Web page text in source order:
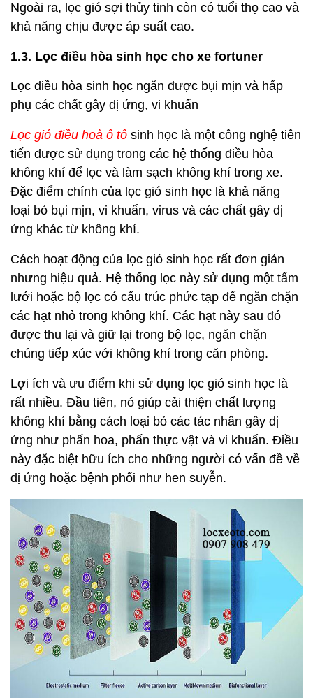
Ngoài ra, lọc gió sợi thủy tinh còn có tuổi thọ cao và
khả năng chịu được áp suất cao.
1.3. Lọc điều hòa sinh học cho xe fortuner
Lọc điều hòa sinh học ngăn được bụi mịn và hấp
phụ các chất gây dị ứng, vi khuẩn
Lọc gió điều hoà ô tô sinh học là một công nghệ tiên
tiến được sử dụng trong các hệ thống điều hòa
không khí để lọc và làm sạch không khí trong xe.
Đặc điểm chính của lọc gió sinh học là khả năng
loại bỏ bụi mịn, vi khuẩn, virus và các chất gây dị
ứng khác từ không khí.
Cách hoạt động của lọc gió sinh học rất đơn giản
nhưng hiệu quả. Hệ thống lọc này sử dụng một tấm
lưới hoặc bộ lọc có cấu trúc phức tạp để ngăn chặn
các hạt nhỏ trong không khí. Các hạt này sau đó
được thu lại và giữ lại trong bộ lọc, ngăn chặn
chúng tiếp xúc với không khí trong căn phòng.
Lợi ích và ưu điểm khi sử dụng lọc gió sinh học là
rất nhiều. Đầu tiên, nó giúp cải thiện chất lượng
không khí bằng cách loại bỏ các tác nhân gây dị
ứng như phấn hoa, phấn thực vật và vi khuẩn. Điều
này đặc biệt hữu ích cho những người có vấn đề về
dị ứng hoặc bệnh phổi như hen suyễn.